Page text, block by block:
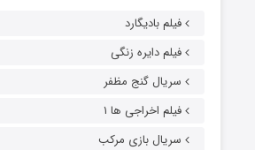
فیلم بادیگارد
فیلم دایره زنگی
سریال گنج مظفر
فیلم اخراجی ها ۱
سریال بازی مرکب